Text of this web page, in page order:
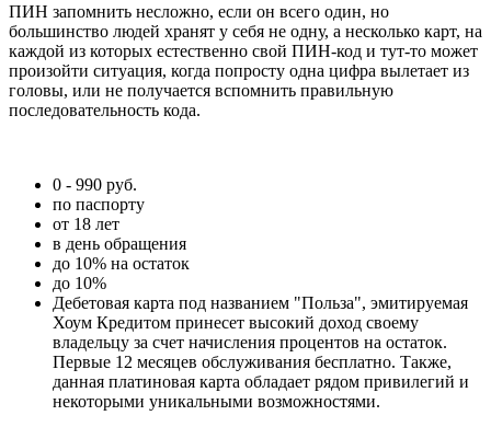
ПИН запомнить несложно, если он всего один, но
большинство людей хранят у себя не одну, а несколько карт, на
каждой из которых естественно свой ПИН-код и тут-то может
произойти ситуация, когда попросту одна цифра вылетает из
головы, или не получается вспомнить правильную
последовательность кода.
0 - 990 руб.
по паспорту
от 18 лет
в день обращения
до 10% на остаток
до 10%
Дебетовая карта под названием "Польза", эмитируемая
Хоум Кредитом принесет высокий доход своему
владельцу за счет начисления процентов на остаток.
Первые 12 месяцев обслуживания бесплатно. Также,
данная платиновая карта обладает рядом привилегий и
некоторыми уникальными возможностями.